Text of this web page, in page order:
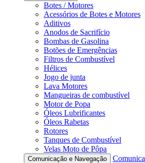
Botes / Motores
Acessórios de Botes e Motores
Aditivos
Anodos de Sacrifício
Bombas de Gasolina
Botões de Emergências
Filtros de Combustível
Hélices
Jogo de junta
Lava Motores
Mangueiras de combustível
Motor de Popa
Óleos Lubrificantes
Óleos Rabetas
Rotores
Tanques de Combustível
Velas Moto de Pôpa
Comunicação e Navegação